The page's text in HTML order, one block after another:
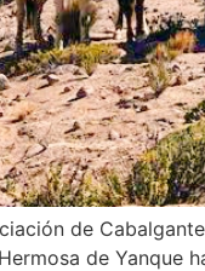
de
de Yanque